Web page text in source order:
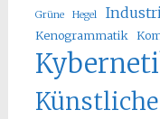
Grüne Hegel
Kenogrammatik